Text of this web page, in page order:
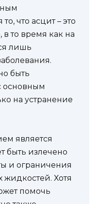
что асцит – это
в то время как на
лишь
быть
основным
на устранение
является
быть излечено
и ограничения
жидкостей. Хотя
помочь